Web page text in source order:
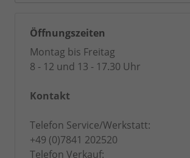
Öffnungszeiten
Montag bis Freitag
8 - 12 und 13 - 17.30 Uhr
Kontakt
Telefon Service/Werkstatt:
+49 (0)7841 202520
Telefon Verkauf: